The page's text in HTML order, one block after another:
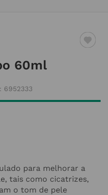
60ml
: 6952333
para melhorar a
tais como cicatrizes,
o tom de pele